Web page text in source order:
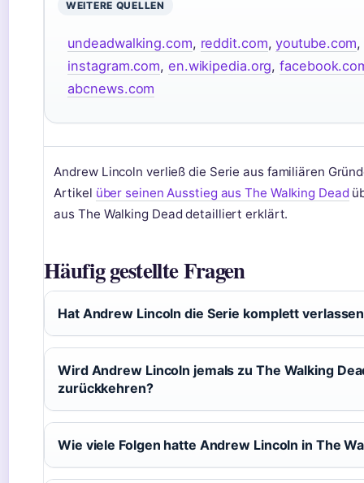
WEITERE QUELLEN
undeadwalking.com, reddit.com,youtube.com
instagram.com, en.wikipedia.org,
abcnews.com
Andrew Lincoln verließ die Serie aus familiären
Artikel über seinen Ausstieg aus The Walking Dead
aus The Walking Dead detailliert erklärt.
Häufig gestellte Fragen
Hat Andrew Lincoln die Serie komplett
Wird Andrew Lincoln jemals zu The Walking
zurückkehren?
Wie viele Folgen hatte Andrew Lincoln in The